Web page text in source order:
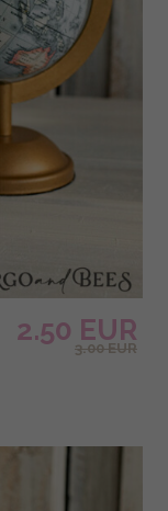
2.50 EUR
3.00 EUR